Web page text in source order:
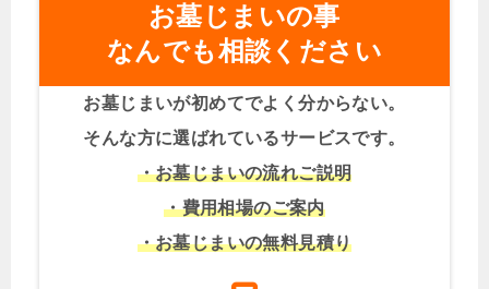
お墓じまいの事
なんでも相談ください
お墓じまいが初めてでよく分からない。
そんな方に選ばれているサービスです。
・お墓じまいの流れご説明
・費用相場のご案内
・お墓じまいの無料見積り